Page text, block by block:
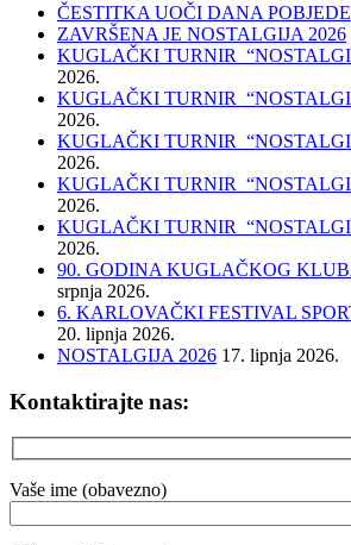
ČESTITKA UOČI DANA POBJEDE
ZAVRŠENA JE NOSTALGIJA 2026
KUGLAČKI TURNIR
2026.
KUGLAČKI TURNIR
2026.
KUGLAČKI TURNIR
2026.
KUGLAČKI TURNIR
2026.
KUGLAČKI TURNIR
2026.
90. GODINA KUGLAČKOG
srpnja 2026.
6. KARLOVAČKI FESTIVAL
20. lipnja 2026.
NOSTALGIJA 2026 17. lipnja 2026.
Kontaktirajte nas:
Vaše ime (obavezno)